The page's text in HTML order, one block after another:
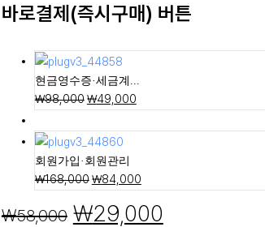
바로결제(즉시구매) 버튼
현금영수증·세금계...
₩98,000₩49,000
회원가입·회원관리
₩168,000₩84,000
₩58,000 ₩29,000